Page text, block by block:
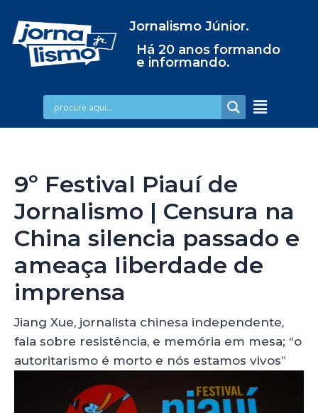
Jornalismo Júnior.
Há 20 anos formando
e informando.
9º Festival Piauí de
Jornalismo | Censura na
China silencia passado e
ameaça liberdade de
imprensa
Jiang Xue, jornalista chinesa independente,
fala sobre resistência, e memória em mesa; “o
autoritarismo é morto e nós estamos vivos”